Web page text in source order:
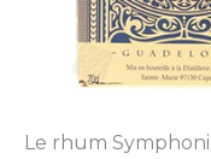
Le rhum